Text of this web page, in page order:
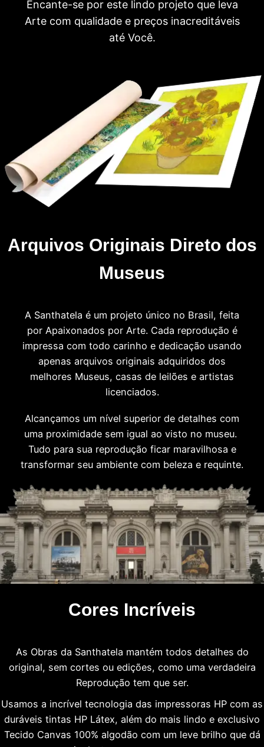
Encante-se por este lindo projeto que leva
Arte com qualidade e preços inacreditáveis
até Você.
Arquivos Originais Direto dos
Museus
A Santhatela é um projeto único no Brasil, feita
por Apaixonados por Arte. Cada reprodução é
impressa com todo carinho e dedicação usando
apenas arquivos originais adquiridos dos
melhores Museus, casas de leilões e artistas
licenciados.
Alcançamos um nível superior de detalhes com
uma proximidade sem igual ao visto no museu.
Tudo para sua reprodução ficar maravilhosa e
transformar seu ambiente com beleza e requinte.
Cores Incríveis
As Obras da Santhatela mantém todos detalhes do
original, sem cortes ou edições, como uma verdadeira
Reprodução tem que ser.
Usamos a incrível tecnologia das impressoras HP com as
duráveis tintas HP Látex, além do mais lindo e exclusivo
Tecido Canvas 100% algodão com um leve brilho que dá